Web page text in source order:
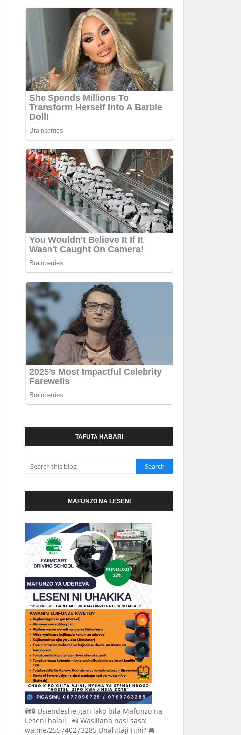
TAFUTA HABARI
MAFUNZO NA LESENI
🚧🚦 Usiendeshe gari lako bila Mafunzo na
Leseni halali_ 📲 Wasiliana nasi sasa:
wa.me/255740273285 Unahitaji nini? 🚘